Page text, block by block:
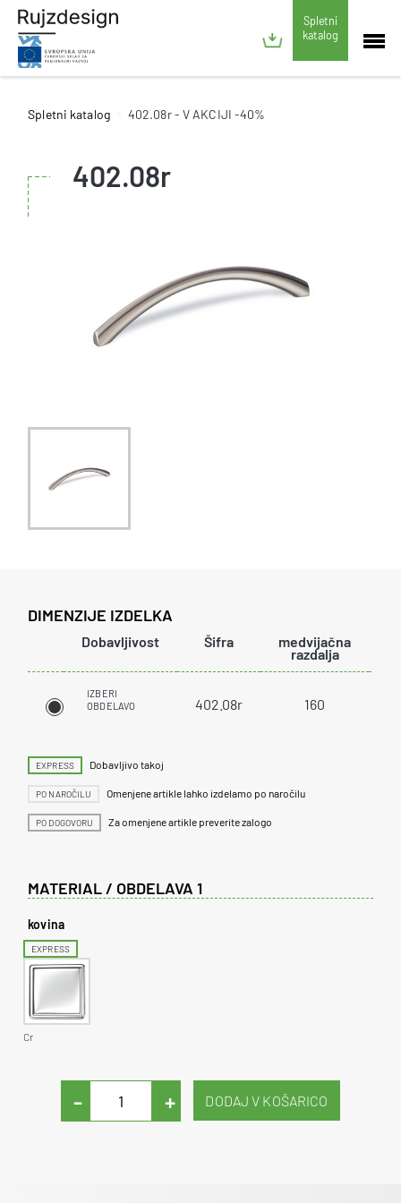
Spletni
katalog
Spletni katalog 402.08r - V AKCIJI -40%
402.08r
DIMENZIJE IZDELKA
Dobavljivost Šifra medvijačna
razdalja
IZBERI
OBDELAVO
402.08r 160
EXPRESS Dobavljivo takoj
PO NAROČILU Omenjene artikle lahko izdelamo po naročilu
PO DOGOVORU Za omenjene artikle preverite zalogo
MATERIAL / OBDELAVA 1
kovina
EXPRESS
Cr
- +